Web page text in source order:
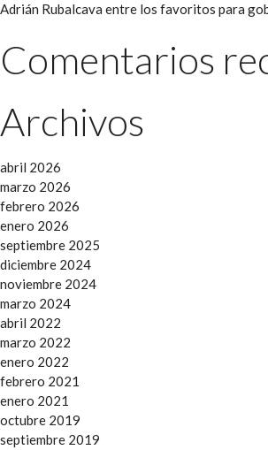
Adrián Rubalcava entre los favoritos para
Comentarios
Archivos
abril 2026
marzo 2026
febrero 2026
enero 2026
septiembre 2025
diciembre 2024
noviembre 2024
marzo 2024
abril 2022
marzo 2022
enero 2022
febrero 2021
enero 2021
octubre 2019
septiembre 2019